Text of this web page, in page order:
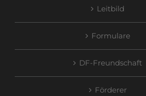
Leitbild
Formulare
DF-Freundschaft
Förderer